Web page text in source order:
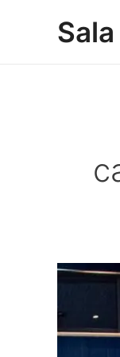
Câmara
Inocência
paga